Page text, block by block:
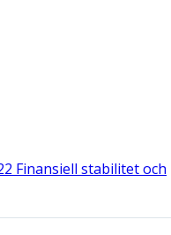
Finansiell stabilitet och